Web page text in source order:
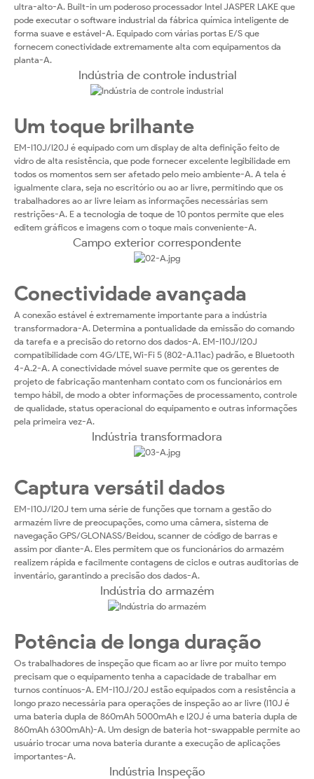
ultra-alto-A. Built-in um poderoso processador Intel JASPER LAKE que
pode executar o software industrial da fábrica química inteligente de
forma suave e estável-A. Equipado com várias portas E/S que
fornecem conectividade extremamente alta com equipamentos da
planta-A.
Indústria de controle industrial
Um toque brilhante
EM-I10J/I20J é equipado com um display de alta definição feito de
vidro de alta resistência, que pode fornecer excelente legibilidade em
todos os momentos sem ser afetado pelo meio ambiente-A. A tela é
igualmente clara, seja no escritório ou ao ar livre, permitindo que os
trabalhadores ao ar livre leiam as informações necessárias sem
restrições-A. E a tecnologia de toque de 10 pontos permite que eles
editem gráficos e imagens com o toque mais conveniente-A.
Campo exterior correspondente
Conectividade avançada
A conexão estável é extremamente importante para a indústria
transformadora-A. Determina a pontualidade da emissão do comando
da tarefa e a precisão do retorno dos dados-A. EM-I10J/I20J
compatibilidade com 4G/LTE, Wi-Fi 5 (802-A.11ac) padrão, e Bluetooth
4-A.2-A. A conectividade móvel suave permite que os gerentes de
projeto de fabricação mantenham contato com os funcionários em
tempo hábil, de modo a obter informações de processamento, controle
de qualidade, status operacional do equipamento e outras informações
pela primeira vez-A.
Indústria transformadora
Captura versátil dados
EM-I10J/I20J tem uma série de funções que tornam a gestão do
armazém livre de preocupações, como uma câmera, sistema de
navegação GPS/GLONASS/Beidou, scanner de código de barras e
assim por diante-A. Eles permitem que os funcionários do armazém
realizem rápida e facilmente contagens de ciclos e outras auditorias de
inventário, garantindo a precisão dos dados-A.
Indústria do armazém
Potência de longa duração
Os trabalhadores de inspeção que ficam ao ar livre por muito tempo
precisam que o equipamento tenha a capacidade de trabalhar em
turnos contínuos-A. EM-I10J/20J estão equipados com a resistência a
longo prazo necessária para operações de inspeção ao ar livre (I10J é
uma bateria dupla de 860mAh 5000mAh e I20J é uma bateria dupla de
860mAh 6300mAh)-A. Um design de bateria hot-swappable permite ao
usuário trocar uma nova bateria durante a execução de aplicações
importantes-A.
Indústria Inspeção